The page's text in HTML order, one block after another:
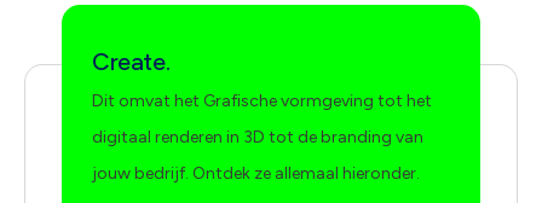
Create.
Dit omvat het Grafische vormgeving tot het
digitaal renderen in 3D tot de branding van
jouw bedrijf. Ontdek ze allemaal hieronder.